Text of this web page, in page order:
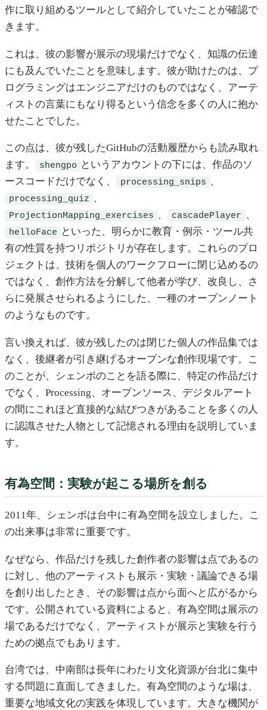
作に取り組めるツールとして紹介していたことが確認で
きます。
これは、彼の影響が展示の現場だけでなく、知識の伝達
にも及んでいたことを意味します。彼が助けたのは、プ
ログラミングはエンジニアだけのものではなく、アーテ
ィストの言葉にもなり得るという信念を多くの人に抱か
せたことでした。
この点は、彼が残したGitHubの活動履歴からも読み取れ
ます。
shengpo
というアカウントの下には、作品のソ
ースコードだけでなく、
processing_snips 、
processing_quiz 、
ProjectionMapping_exercises 、 cascadePlayer 、
helloFace
といった、明らかに教育・例示・ツール共
有の性質を持つリポジトリが存在します。これらのプロ
ジェクトは、技術を個人のワークフローに閉じ込めるの
ではなく、創作方法を分解して他者が学び、改良し、さ
らに発展させられるようにした、一種のオープンノート
のようなものです。
言い換えれば、彼が残したのは閉じた個人の作品集では
なく、後継者が引き継げるオープンな創作現場です。こ
のことが、シェンボのことを語る際に、特定の作品だけ
でなく、Processing、オープンソース、デジタルアート
の間にこれほど直接的な結びつきがあることを多くの人
に認識させた人物として記憶される理由を説明していま
す。
有為空間：実験が起こる場所を創る
2011年、シェンボは台中に有為空間を設立しました。こ
の出来事は非常に重要です。
なぜなら、作品だけを残した創作者の影響は点であるの
に対し、他のアーティストも展示・実験・議論できる場
を創り出したとき、その影響は点から面へと広がるから
です。公開されている資料によると、有為空間は展示の
場であるだけでなく、アーティストが展示と実験を行う
ための拠点でもあります。
台湾では、中南部は長年にわたり文化資源が台北に集中
する問題に直面してきました。有為空間のような場は、
重要な地域文化の実践を体現しています。大きな機関が